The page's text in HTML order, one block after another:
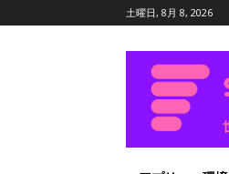
土曜日, 8月 8, 2026